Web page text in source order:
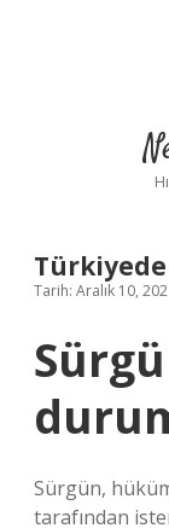
Türkiyede
Tarih: Aralık 10,
Sürgün,
tarafından